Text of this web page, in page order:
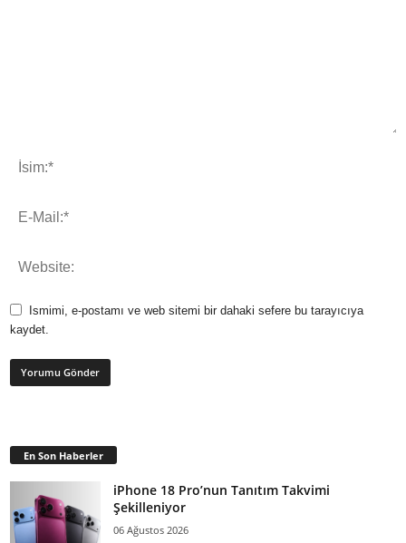
Ismimi, e-postamı ve web sitemi bir dahaki sefere bu tarayıcıya
kaydet.
En Son Haberler
iPhone 18 Pro’nun Tanıtım Takvimi
Şekilleniyor
06 Ağustos 2026